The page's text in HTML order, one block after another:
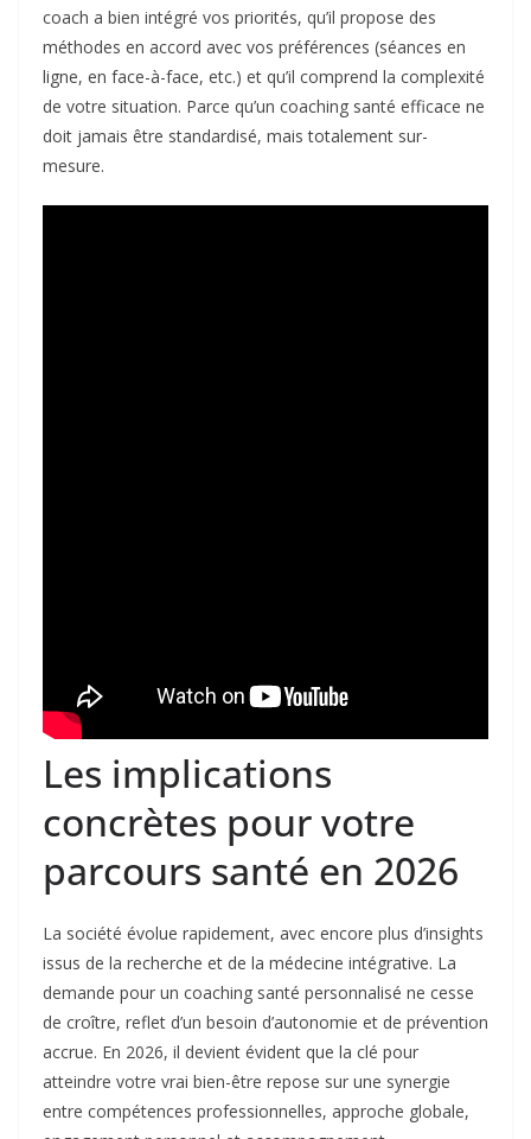
coach a bien intégré vos priorités, qu’il propose des
méthodes en accord avec vos préférences (séances en
ligne, en face-à-face, etc.) et qu’il comprend la complexité
de votre situation. Parce qu’un coaching santé efficace ne
doit jamais être standardisé, mais totalement sur-
mesure.
Les implications
concrètes pour votre
parcours santé en 2026
La société évolue rapidement, avec encore plus d’insights
issus de la recherche et de la médecine intégrative. La
demande pour un coaching santé personnalisé ne cesse
de croître, reflet d’un besoin d’autonomie et de prévention
accrue. En 2026, il devient évident que la clé pour
atteindre votre vrai bien-être repose sur une synergie
entre compétences professionnelles, approche globale,